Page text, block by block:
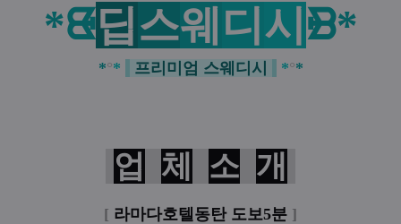
*ᙬ딥스웨디시ᙩ*
*°* 프리미엄 스웨디시 *°*
업 체 소 개
[ 라마다호텔동탄 도보5분 ]